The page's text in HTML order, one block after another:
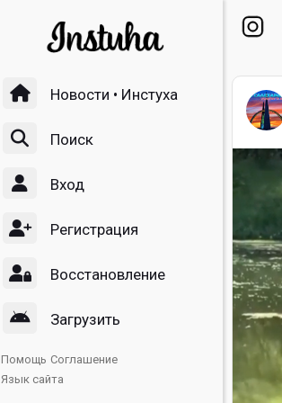
Новости • Инстуха
Поиск
Вход
Регистрация
Восстановление
Загрузить
Помощь Соглашение
Язык сайта